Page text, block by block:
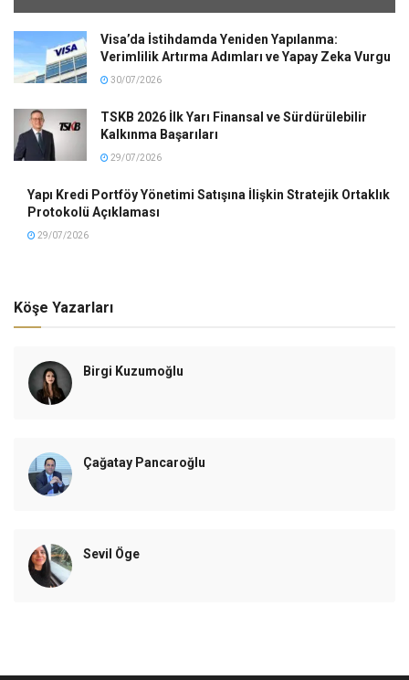
Visa’da İstihdamda Yeniden Yapılanma:
Verimlilik Artırma Adımları ve Yapay Zeka Vurgu
30/07/2026
TSKB 2026 İlk Yarı Finansal ve Sürdürülebilir
Kalkınma Başarıları
29/07/2026
Yapı Kredi Portföy Yönetimi Satışına İlişkin Stratejik Ortaklık
Protokolü Açıklaması
29/07/2026
Köşe Yazarları
Birgi Kuzumoğlu
Çağatay Pancaroğlu
Sevil Öge